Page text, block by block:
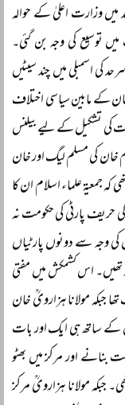
وزارت اعلیٰ کے حوالہ
توسیع کی وجہ بن گئی۔
کی اسمبلی میں چند سیٹیں
کے مابین سیاسی اختلاف
کی تشکیل کے لیے بیلنس
خان کی مسلم لیگ اور خان
جمعیۃ علماء اسلام ان کا
حریف پارٹی کی حکومت نہ
سے دونوں پارٹیاں
تھیں۔ اس کشمکش میں مفتی
جبکہ مولانا ہزارویؒ خان
کے ساتھ ہی ایک اور بات
بنانے اور مرکز میں بھٹو
جبکہ مولانا ہزارویؒ مرکز